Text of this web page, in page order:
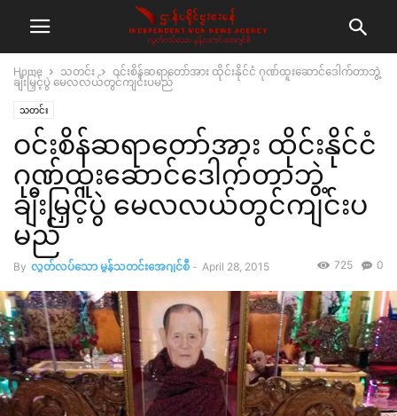
Home သတင်း
ဝင်းစိန်ဆရာတော်အား ထိုင်းနိုင်ငံ ဂုဏ်ထူးဆောင်ဒေါက်တာဘွဲ့
ချီးမြှင့်ပွဲ မေလလယ်တွင်ကျင်းပမည်
သတင်း
ဝင်းစိန်ဆရာတော်အား ထိုင်းနိုင်ငံ
ဂုဏ်ထူးဆောင်ဒေါက်တာဘွဲ့
ချီးမြှင့်ပွဲ မေလလယ်တွင်ကျင်းပ
မည်
By လွတ်လပ်သော မွန်သတင်းအေဂျင်စီ - April 28, 2015 0
725